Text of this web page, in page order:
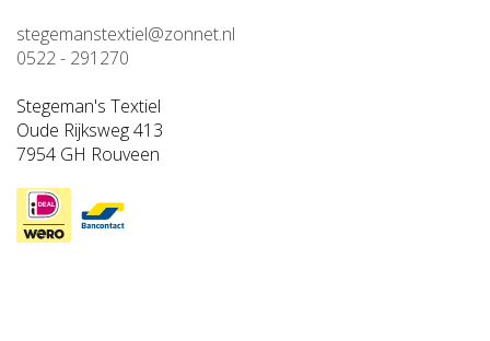
stegemanstextiel@zonnet.nl
0522 - 291270
Stegeman's Textiel
Oude Rijksweg 413
7954 GH Rouveen